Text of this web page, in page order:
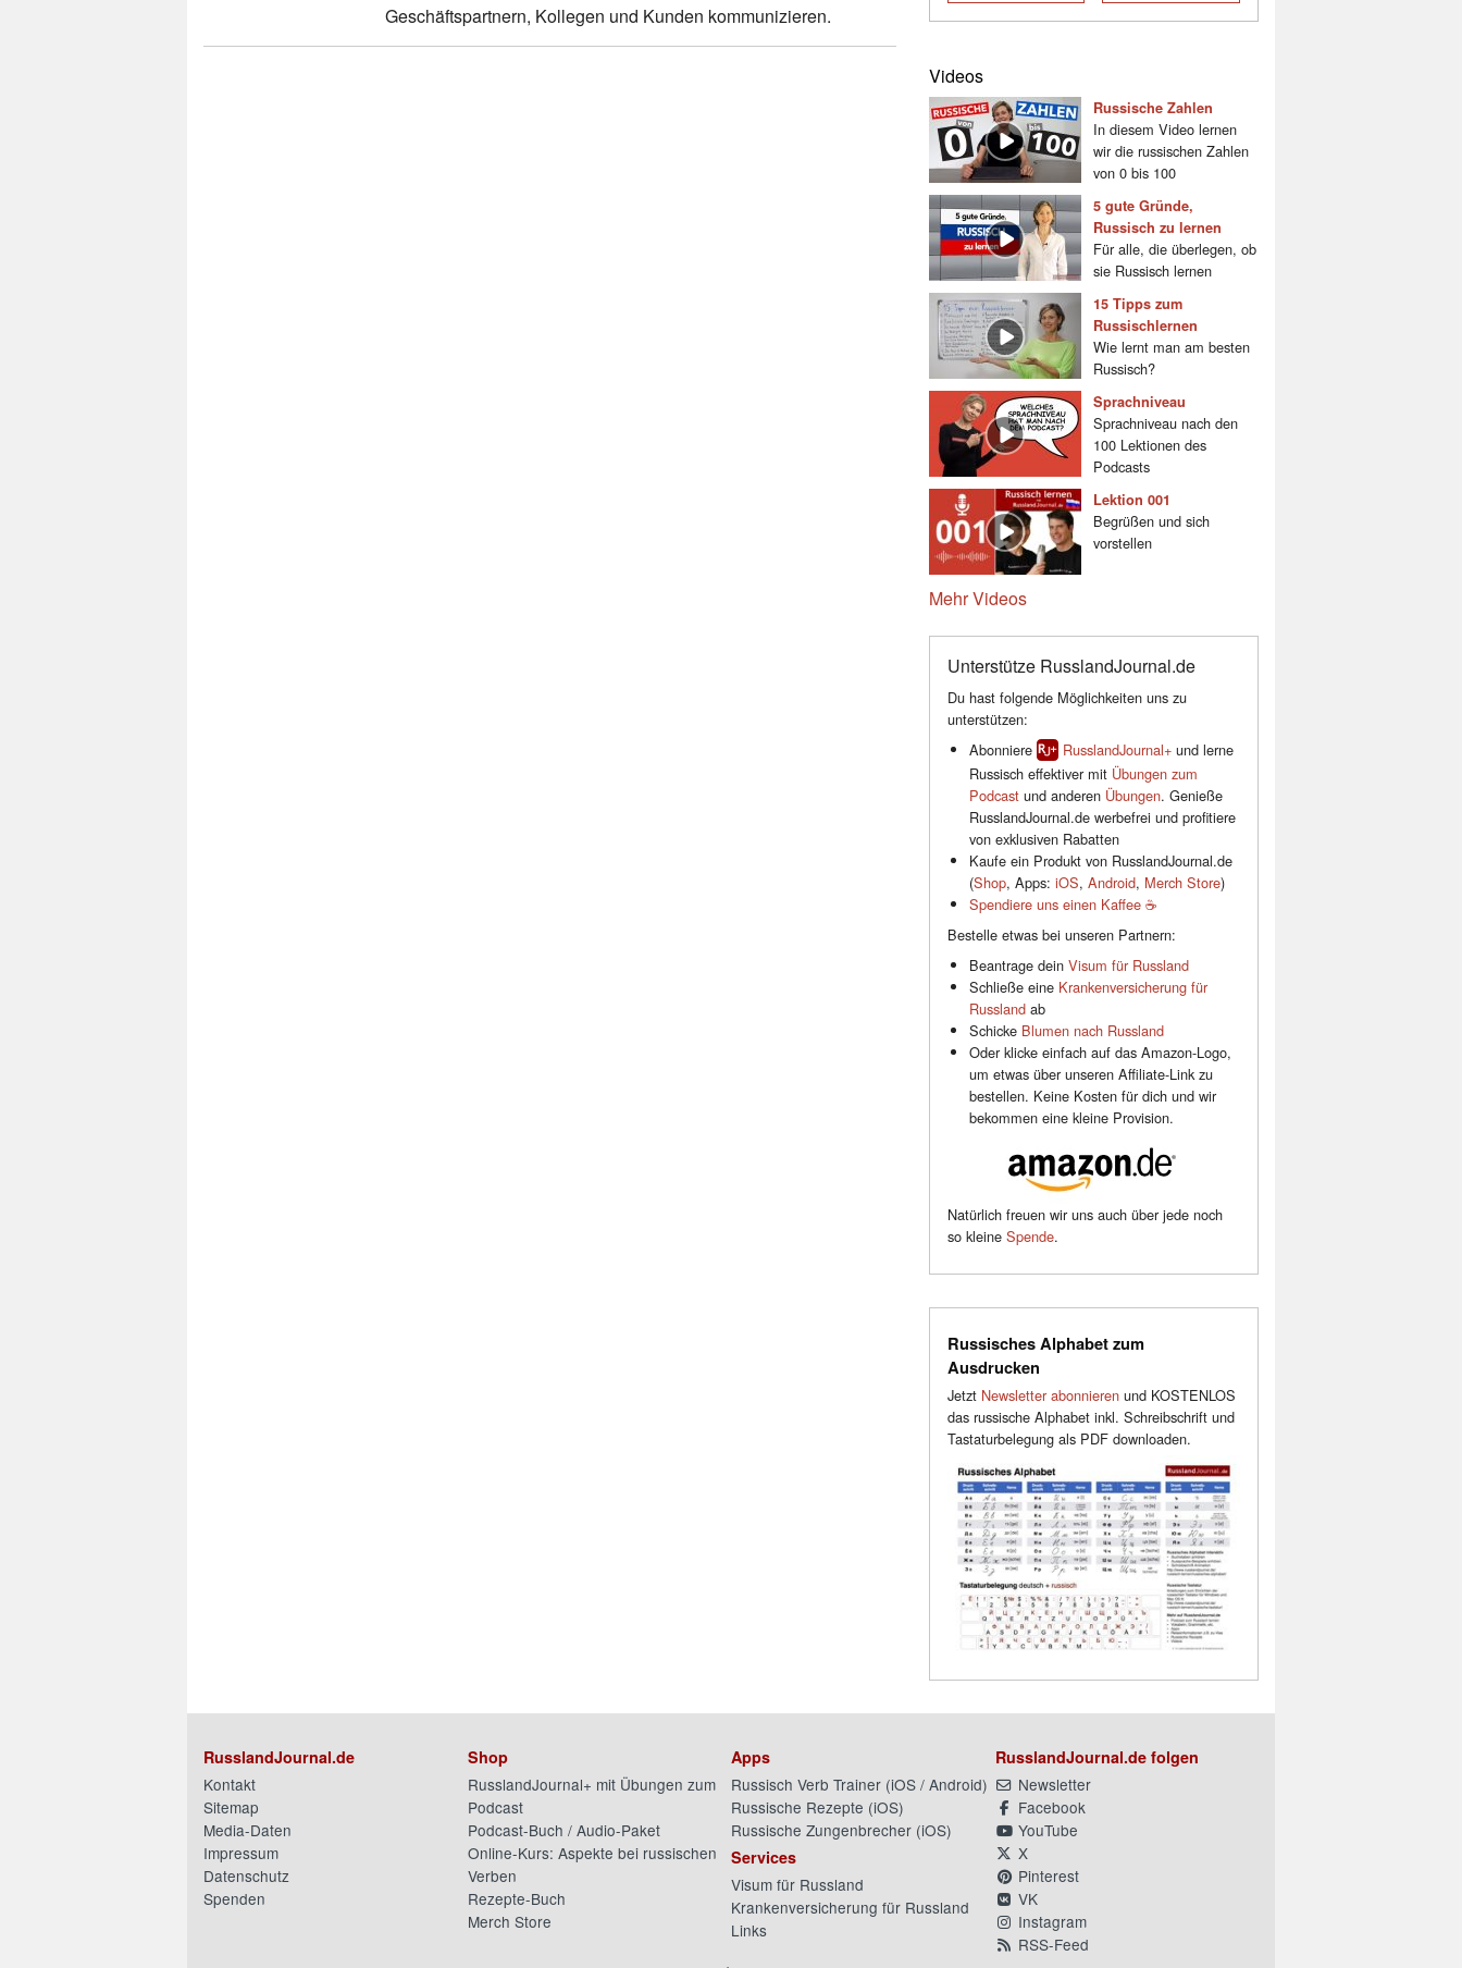
Geschäftspartnern, Kollegen und Kunden kommunizieren.
Videos
Russische Zahlen
In diesem Video lernen
wir die russischen Zahlen
von 0 bis 100
5 gute Gründe,
Russisch zu lernen
Für alle, die überlegen, ob
sie Russisch lernen
15 Tipps zum
Russischlernen
Wie lernt man am besten
Russisch?
Sprachniveau
Sprachniveau nach den
100 Lektionen des
Podcasts
Lektion 001
Begrüßen und sich
vorstellen
Mehr Videos
Unterstütze RusslandJournal.de
Du hast folgende Möglichkeiten uns zu
unterstützen:
Abonniere
RusslandJournal+und lerne
Russisch effektiver mit Übungen zum
Podcastund anderen Übungen. Genieße
RusslandJournal.de werbefrei und profitiere
von exklusiven Rabatten
Kaufe ein Produkt von RusslandJournal.de
(Shop, Apps: iOS, Android, Merch Store)
Spendiere uns einen Kaffee ☕️
Bestelle etwas bei unseren Partnern:
Beantrage dein Visum für Russland
Schließe eine Krankenversicherung für
Russlandab
Schicke Blumen nach Russland
Oder klicke einfach auf das Amazon-Logo,
um etwas über unseren Affiliate-Link zu
bestellen. Keine Kosten für dich und wir
bekommen eine kleine Provision.
Natürlich freuen wir uns auch über jede noch
so kleine Spende.
Russisches Alphabet zum
Ausdrucken
Jetzt Newsletter abonnierenund KOSTENLOS
das russische Alphabet inkl. Schreibschrift und
Tastaturbelegung als PDF downloaden.
RusslandJournal.de
Kontakt
Sitemap
Media-Daten
Impressum
Datenschutz
Spenden
Shop
RusslandJournal+ mit Übungen zum
Podcast
Podcast-Buch / Audio-Paket
Online-Kurs: Aspekte bei russischen
Verben
Rezepte-Buch
Merch Store
Apps
Russisch Verb Trainer (iOS / Android)
Russische Rezepte (iOS)
Russische Zungenbrecher (iOS)
Services
Visum für Russland
Krankenversicherung für Russland
Links
RusslandJournal.de folgen
Newsletter
Facebook
YouTube
X
Pinterest
VK
Instagram
RSS-Feed